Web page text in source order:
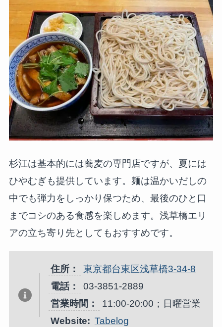
杉江は基本的には蕎麦の専門店ですが、夏には
ひやむぎも提供しています。麺は温かいだしの
中でも弾力をしっかり保つため、最後のひと口
までコシのある食感を楽しめます。浅草橋エリ
アの立ち寄り先としてもおすすめです。
住所：
東京都台東区浅草橋3-34-8
電話：
03-3851-2889
営業時間：
11:00-20:00；日曜営業
Website: Tabelog